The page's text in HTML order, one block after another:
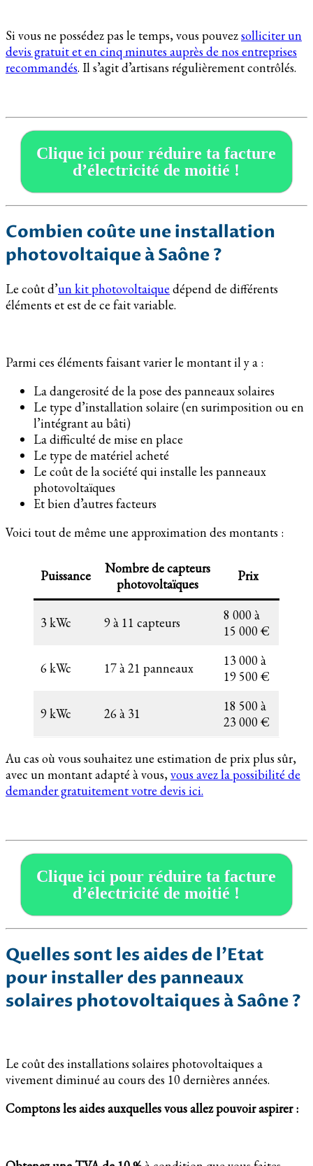
Si vous ne possédez pas le temps, vous pouvezsolliciter un
devis gratuit et en cinq minutes auprès de nos entreprises
recommandés. Il s’agit d’artisans régulièrement contrôlés.
Clique ici pour réduire ta facture
d’électricité de moitié !
Combien coûte une installation
photovoltaique à Saône ?
Le coût d’un kit photovoltaique dépend de différents
éléments et est de ce fait variable.
Parmi ces éléments faisant varier le montant il y a :
La dangerosité de la pose des panneaux solaires
Le type d’installation solaire (en surimposition ou en
l’intégrant au bâti)
La difficulté de mise en place
Le type de matériel acheté
Le coût de la société qui installe les panneaux
photovoltaïques
Et bien d’autres facteurs
Voici tout de même une approximation des montants :
Puissance
Nombre de capteurs
photovoltaïques
Prix
3 kWc 9 à 11 capteurs
8 000 à
15 000 €
6 kWc 17 à 21 panneaux
13 000 à
19 500 €
9 kWc 26 à 31
18 500 à
23 000 €
Au cas où vous souhaitez une estimation de prix plus sûr,
avec un montant adapté à vous,vous avez la possibilité de
demander gratuitement votre devis ici.
Clique ici pour réduire ta facture
d’électricité de moitié !
Quelles sont les aides de l’Etat
pour installer des panneaux
solaires photovoltaiques à Saône ?
Le coût des installations solaires photovoltaiques a
vivement diminué au cours des 10 dernières années.
Comptons les aides auxquelles vous allez pouvoir aspirer :